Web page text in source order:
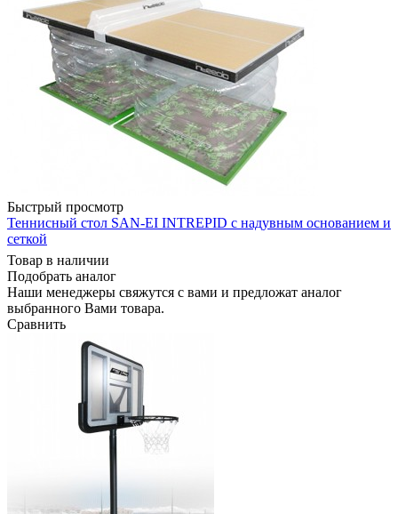
Быстрый просмотр
Теннисный стол SAN-EI INTREPID с надувным основанием и
сеткой
Товар в наличии
Подобрать аналог
Наши менеджеры свяжутся с вами и предложат аналог
выбранного Вами товара.
Сравнить